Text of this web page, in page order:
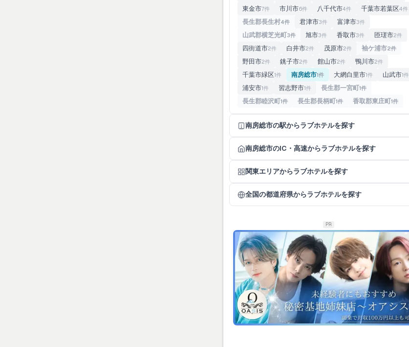
東金市7件 市川市6件 八千代市4件 千葉市若葉区4件
長生郡長生村4件 君津市3件 富津市3件
山武郡横芝光町3件 旭市3件 香取市3件 匝瑳市2件
四街道市2件 白井市2件 茂原市2件 袖ケ浦市2件
野田市2件 銚子市2件 館山市2件 鴨川市2件
千葉市緑区1件 南房総市1件 大網白里市1件 山武市1件
浦安市1件 習志野市1件 長生郡一宮町1件
長生郡睦沢町1件 長生郡長柄町1件 香取郡東庄町1件
南房総市の駅からラブホテルを探す
南房総市のIC・高速からラブホテルを探す
関東エリアからラブホテルを探す
全国の都道府県からラブホテルを探す
PR